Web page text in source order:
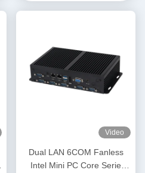
Video
Dual LAN 6COM Fanless
Intel Mini PC Core Serie